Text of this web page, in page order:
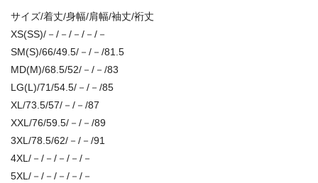
サイズ/着丈/身幅/肩幅/袖丈/裄丈
XS(SS)/－/－/－/－/－
SM(S)/66/49.5/－/－/81.5
MD(M)/68.5/52/－/－/83
LG(L)/71/54.5/－/－/85
XL/73.5/57/－/－/87
XXL/76/59.5/－/－/89
3XL/78.5/62/－/－/91
4XL/－/－/－/－/－
5XL/－/－/－/－/－